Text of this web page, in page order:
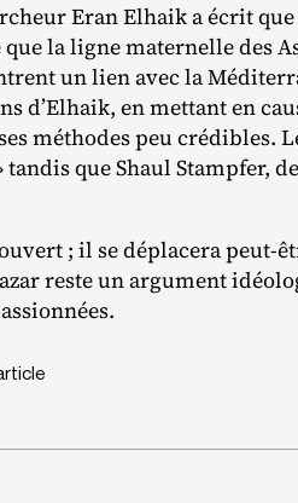
Eran Elhaik a écrit
la ligne maternelle des
un lien avec la
d’Elhaik, en mettant en
méthodes peu crédibles.
que Shaul Stampfer,
; il se déplacera
reste un argument